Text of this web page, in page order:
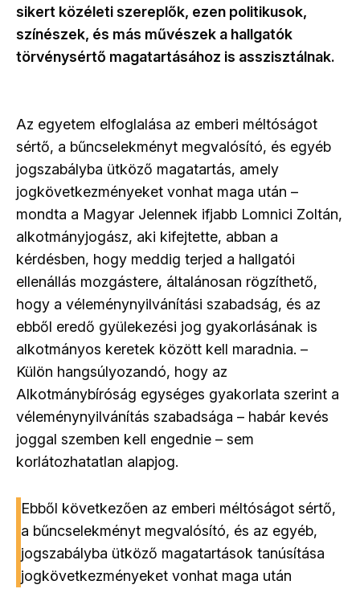
sikert közéleti szereplők, ezen politikusok,
színészek, és más művészek a hallgatók
törvénysértő magatartásához is asszisztálnak.
Az egyetem elfoglalása az emberi méltóságot
sértő, a bűncselekményt megvalósító, és egyéb
jogszabályba ütköző magatartás, amely
jogkövetkezményeket vonhat maga után –
mondta a Magyar Jelennek ifjabb Lomnici Zoltán,
alkotmányjogász, aki kifejtette, abban a
kérdésben, hogy meddig terjed a hallgatói
ellenállás mozgástere, általánosan rögzíthető,
hogy a véleménynyilvánítási szabadság, és az
ebből eredő gyülekezési jog gyakorlásának is
alkotmányos keretek között kell maradnia. –
Külön hangsúlyozandó, hogy az
Alkotmánybíróság egységes gyakorlata szerint a
véleménynyilvánítás szabadsága – habár kevés
joggal szemben kell engednie – sem
korlátozhatatlan alapjog.
Ebből következően az emberi méltóságot sértő,
a bűncselekményt megvalósító, és az egyéb,
jogszabályba ütköző magatartások tanúsítása
jogkövetkezményeket vonhat maga után